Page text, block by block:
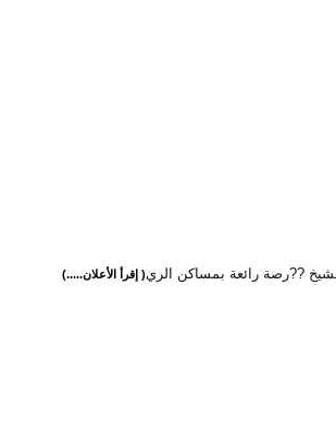
??رصة رائعة بمساكن الري( إقرأ الأعلان.....)